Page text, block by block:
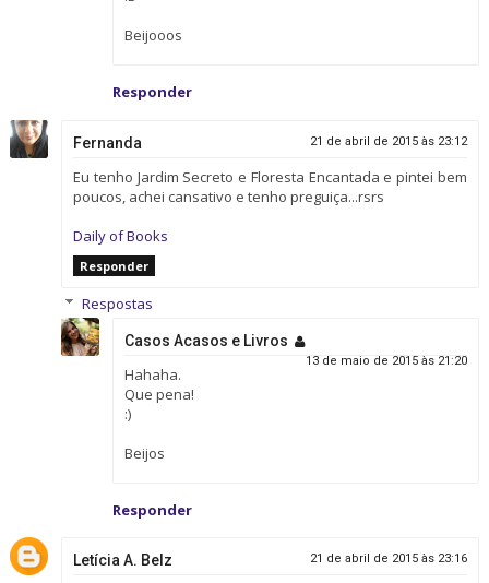
Beijooos
Responder
Fernanda 21 de abril de 2015 às 23:12
Eu tenho Jardim Secreto e Floresta Encantada e pintei bem
poucos, achei cansativo e tenho preguiça...rsrs
Daily of Books
Responder
Respostas
Casos Acasos e Livros
13 de maio de 2015 às 21:20
Hahaha.
Que pena!
:)
Beijos
Responder
Letícia A. Belz 21 de abril de 2015 às 23:16